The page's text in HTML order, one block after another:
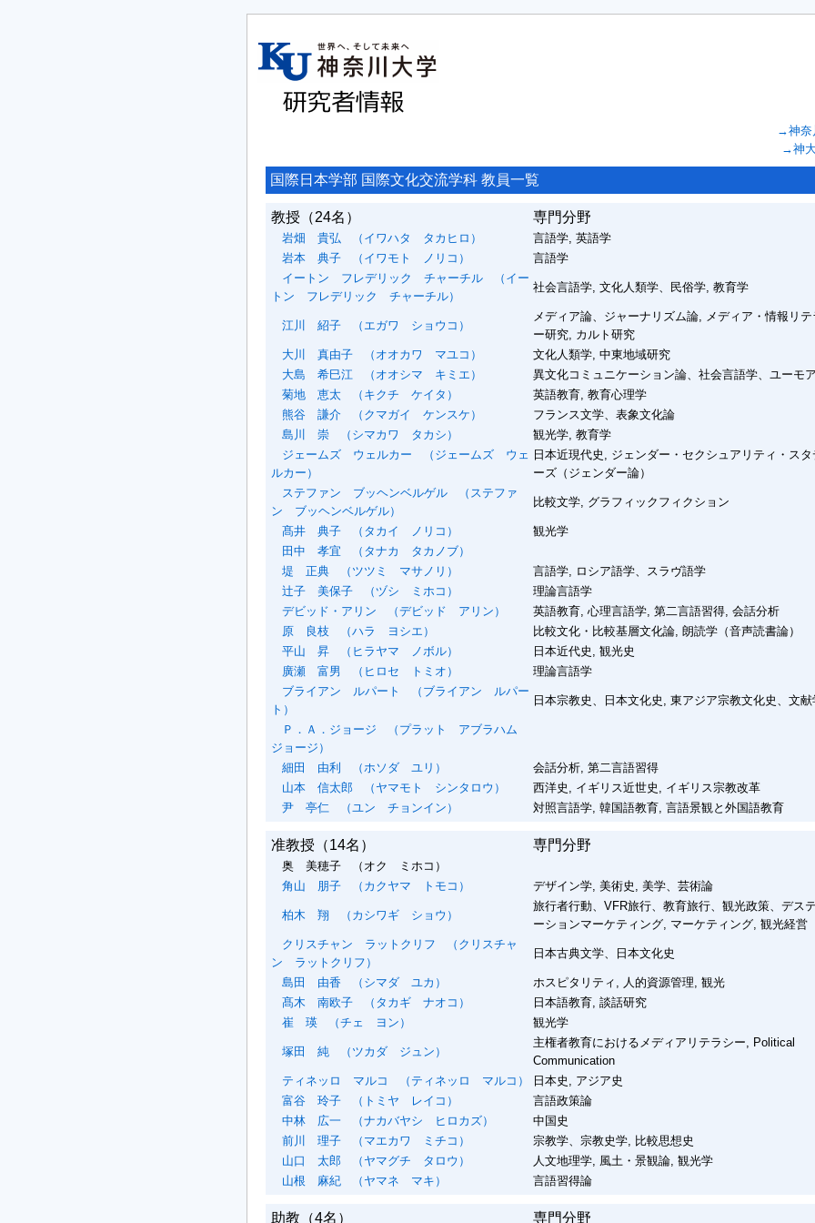
→神奈
→神
国際日本学部 国際文化交流学科 教員一覧
教授 （24名） 専門分野
岩畑 貴弘 （イワハタ タカヒロ）
言語学, 英語学
岩本 典子
（イワモト ノリコ）
言語学
イートン フレデリック チャーチル
（イー
トン フレデリック チャーチル）
社会言語学, 文化人類学、民俗学, 教育学
江川 紹子 （エガワ ショウコ）
メディア論、ジャーナリズム論, メディア・情報リテ
ー研究, カルト研究
大川 真由子
（オオカワ マユコ）
文化人類学, 中東地域研究
大島 希巳江
（オオシマ キミエ）
異文化コミュニケーション論、社会言語学、ユーモ
菊地 恵太
（キクチ ケイタ）
英語教育, 教育心理学
熊谷 謙介
（クマガイ ケンスケ）
フランス文学、表象文化論
島川 崇
（シマカワ タカシ）
観光学, 教育学
ジェームズ ウェルカー
（ジェームズ ウェ
ルカー）
日本近現代史, ジェンダー・セクシュアリティ・スタ
ーズ（ジェンダー論）
ステファン ブッヘンベルゲル
（ステファ
ン ブッヘンベルゲル）
比較文学, グラフィックフィクション
髙井 典子 （タカイ ノリコ）
観光学
田中 孝宜
（タナカ タカノブ）
堤 正典
（ツツミ マサノリ）
言語学, ロシア語学、スラヴ語学
辻子 美保子
（ヅシ ミホコ）
理論言語学
デビッド・アリン
（デビッド アリン）
英語教育, 心理言語学, 第二言語習得, 会話分析
原 良枝
（ハラ ヨシエ）
比較文化・比較基層文化論, 朗読学（音声読書論）
平山 昇
（ヒラヤマ ノボル）
日本近代史, 観光史
廣瀬 富男
（ヒロセ トミオ）
理論言語学
ブライアン ルパート
（ブライアン ルパー
ト）
日本宗教史、日本文化史, 東アジア宗教文化史、文献
Ｐ．Ａ．ジョージ
（プラット アブラハム
ジョージ）
細田 由利
（ホソダ ユリ）
会話分析, 第二言語習得
山本 信太郎
（ヤマモト シンタロウ）
西洋史, イギリス近世史, イギリス宗教改革
尹 亭仁
（ユン チョンイン） 対照言語学, 韓国語教育, 言語景観と外国語教育
准教授 （14名） 専門分野
奥 美穂子
（オク ミホコ）
角山 朋子
（カクヤマ トモコ） デザイン学, 美術史, 美学、芸術論
柏木 翔 （カシワギ ショウ）
旅行者行動、VFR旅行、教育旅行、観光政策、デス
ーションマーケティング, マーケティング, 観光経営
クリスチャン ラットクリフ
（クリスチャ
ン ラットクリフ）
日本古典文学、日本文化史
島田 由香 （シマダ ユカ）
ホスピタリティ, 人的資源管理, 観光
髙木 南欧子
（タカギ ナオコ）
日本語教育, 談話研究
崔 瑛
（チェ ヨン） 観光学
塚田 純 （ツカダ ジュン）
主権者教育におけるメディアリテラシー, Political
Communication
ティネッロ マルコ
（ティネッロ マルコ）
日本史, アジア史
富谷 玲子
（トミヤ レイコ）
言語政策論
中林 広一
（ナカバヤシ ヒロカズ）
中国史
前川 理子
（マエカワ ミチコ）
宗教学、宗教史学, 比較思想史
山口 太郎
（ヤマグチ タロウ）
人文地理学, 風土・景観論, 観光学
山根 麻紀
（ヤマネ マキ） 言語習得論
助教 （4名） 専門分野